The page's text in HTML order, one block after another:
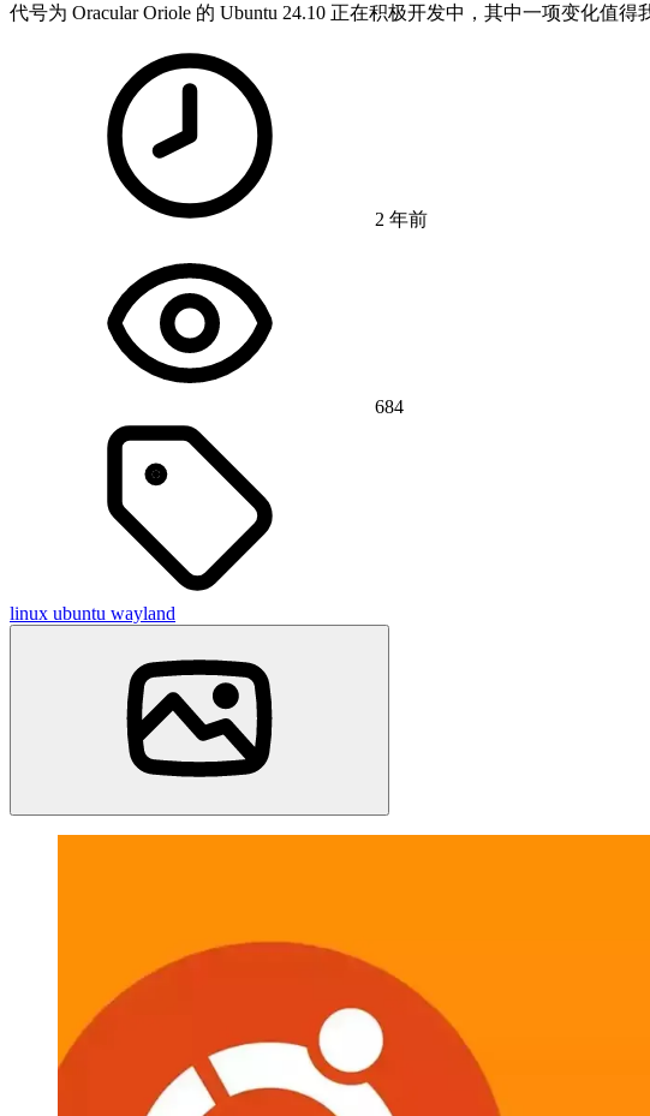
代号为 Oracular Oriole 的 Ubuntu 24.10 正在积极开发中，其中一项变化值
2 年前
684
linux ubuntu wayland